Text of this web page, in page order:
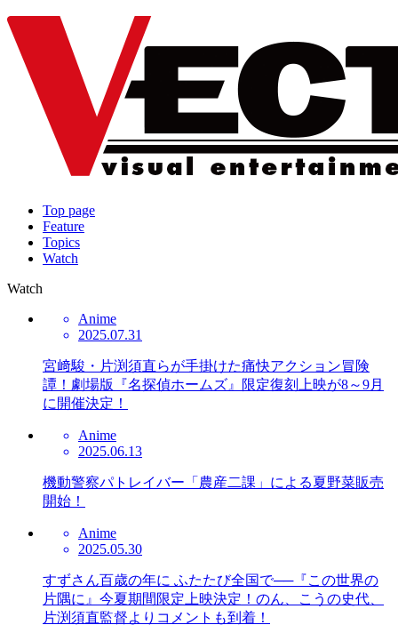
Top page
Feature
Topics
Watch
Watch
Anime
2025.07.31
宮﨑駿・片渕須直らが手掛けた痛快アクション冒険
譚！劇場版『名探偵ホームズ』限定復刻上映が8～9月
に開催決定！
Anime
2025.06.13
機動警察パトレイバー「農産二課」による夏野菜販売
開始！
Anime
2025.05.30
すずさん百歳の年に ふたたび全国で──『この世界の
片隅に』今夏期間限定上映決定！のん、こうの史代、
片渕須直監督よりコメントも到着！